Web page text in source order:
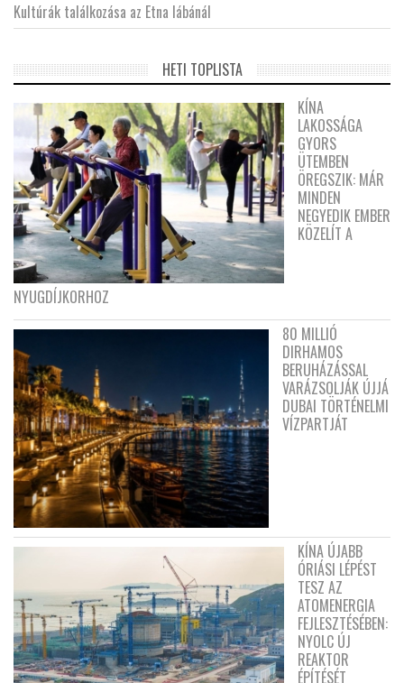
Kultúrák találkozása az Etna lábánál
HETI TOPLISTA
KÍNA
LAKOSSÁGA
GYORS
ÜTEMBEN
ÖREGSZIK: MÁR
MINDEN
NEGYEDIK EMBER
KÖZELÍT A
NYUGDÍJKORHOZ
80 MILLIÓ
DIRHAMOS
BERUHÁZÁSSAL
VARÁZSOLJÁK ÚJJÁ
DUBAI TÖRTÉNELMI
VÍZPARTJÁT
KÍNA ÚJABB
ÓRIÁSI LÉPÉST
TESZ AZ
ATOMENERGIA
FEJLESZTÉSÉBEN:
NYOLC ÚJ
REAKTOR
ÉPÍTÉSÉT